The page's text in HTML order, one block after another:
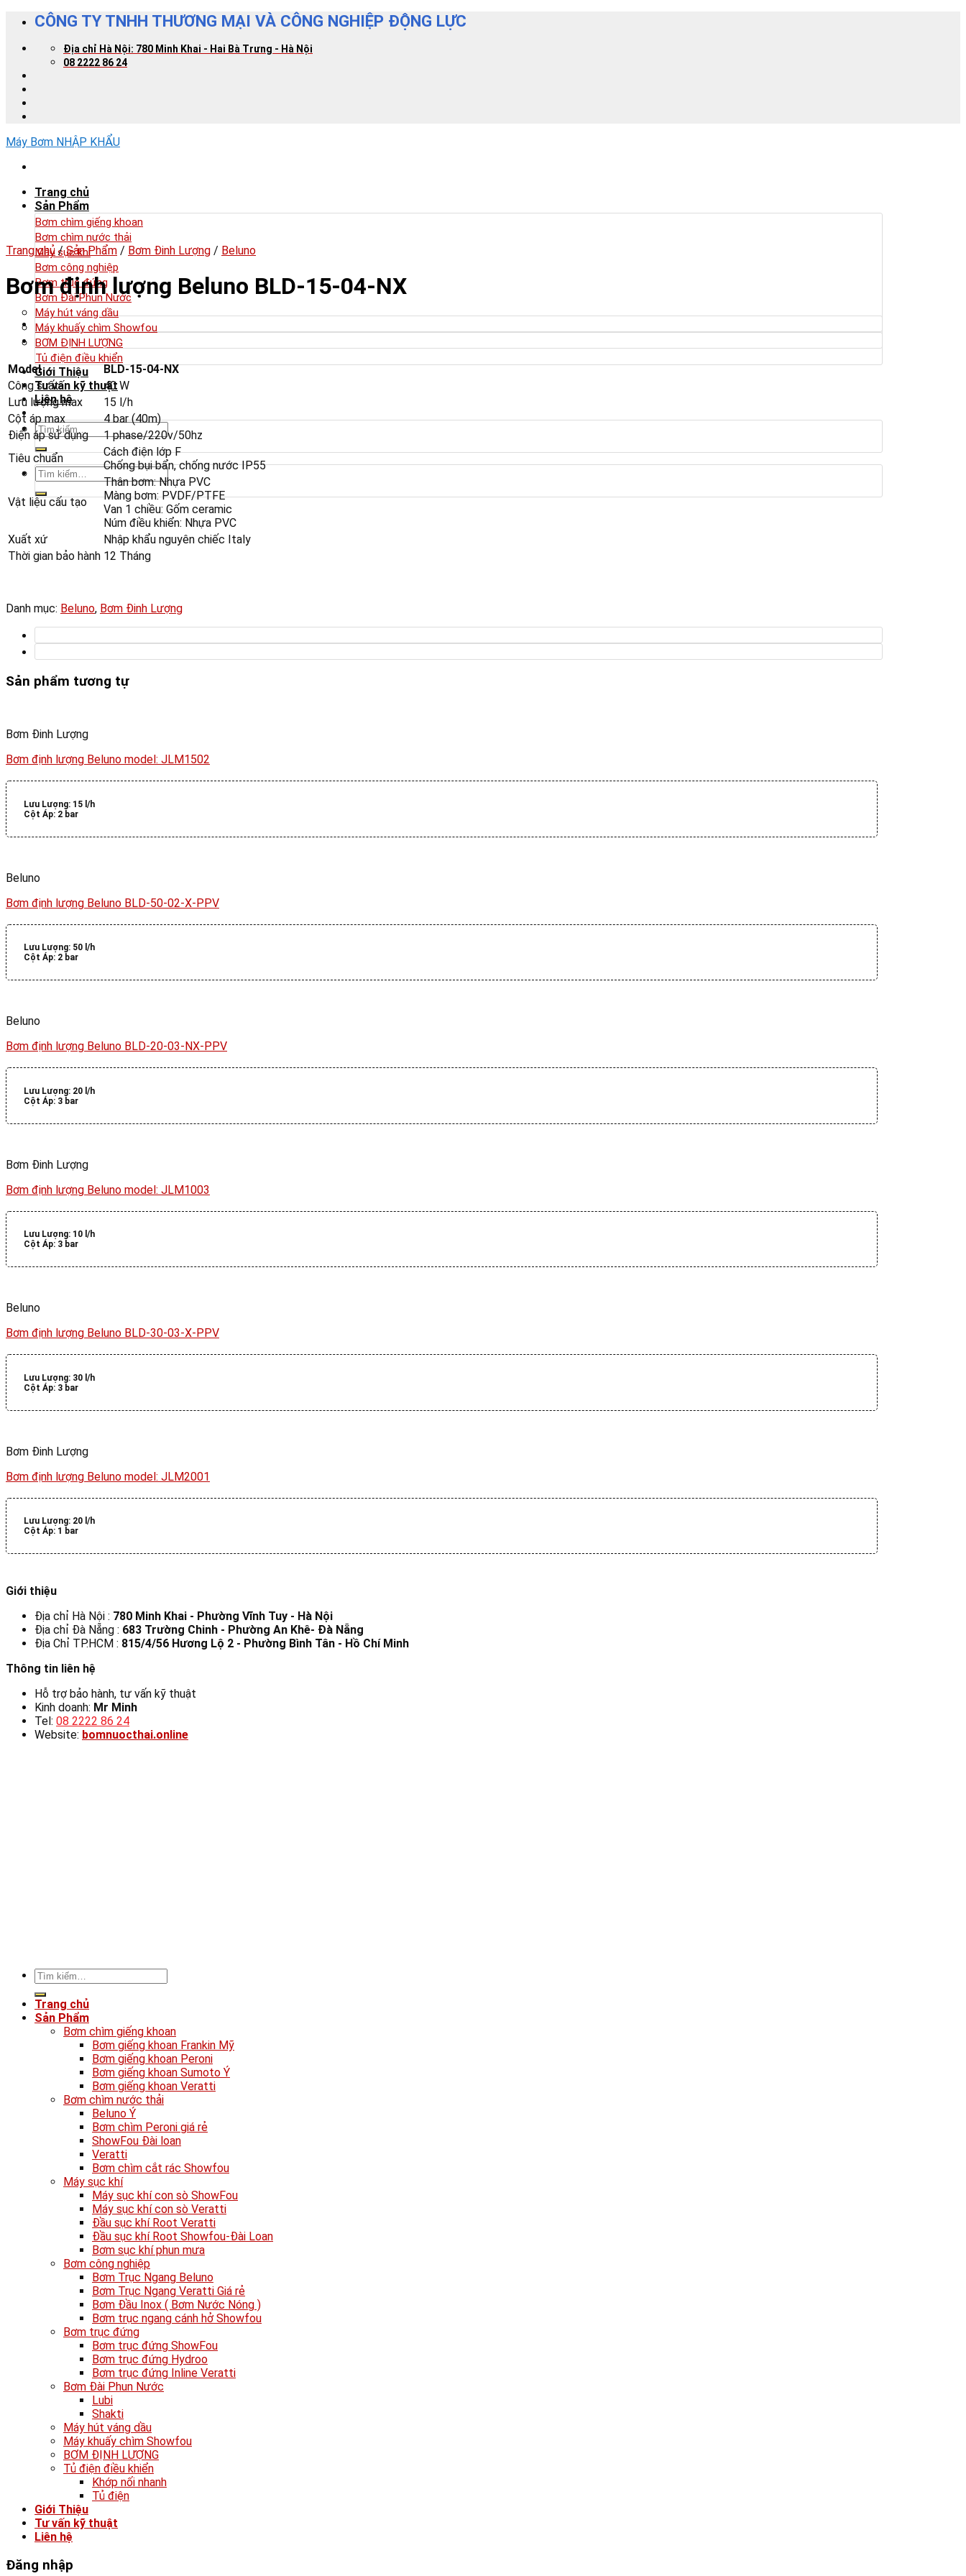
Skip
content
CÔNG TY TNHH THƯƠNG MẠI VÀ CÔNG NGHIỆP ĐỘNG LỰC
Địa chỉ Hà Nội: 780 Minh Khai - Hai Bà Trưng - Hà Nội
08 2222 86 24
Máy Bơm NHẬP KHẨU
Trang chủ
Sản Phẩm
Bơm chìm giếng khoan
Bơm chìm nước thải
Máy sục khí
Bơm công nghiệp
Bơm trục đứng
Bơm Đài Phun Nước
Máy hút váng dầu
Máy khuấy chìm Showfou
BƠM ĐỊNH LƯỢNG
Tủ điện điều khiển
Giới Thiệu
Tư vấn kỹ thuật
Liên hệ
Tìm
kiếm:
Tìm
Trang chủ / Sản Phẩm / Bơm Đinh Lượng / Beluno
Bơm định lượng Beluno BLD-15-04-NX
Model
BLD-15-04-NX
Công suất
40 W
Lưu lượng max
15 l/h
Cột áp max
4 bar (40m)
Điện áp sử dụng
1 phase/220v/50hz
Tiêu chuẩn
Cách điện lớp F
Chống bụi bẩn, chống nước IP55
Vật liệu cấu tạo
Thân bơm: Nhựa PVC
Màng bơm: PVDF/PTFE
Van 1 chiều: Gốm ceramic
Núm điều khiển: Nhựa PVC
Xuất xứ
Nhập khẩu nguyên chiếc Italy
Thời gian bảo hành 12 Tháng
Danh mục: Beluno, Bơm Đinh Lượng
Sản phẩm tương tự
Bơm Đinh Lượng
Bơm định lượng Beluno model: JLM1502
Lưu Lượng: 15 l/h
Cột Áp: 2 bar
Beluno
Bơm định lượng Beluno BLD-50-02-X-PPV
Lưu Lượng: 50 l/h
Cột Áp: 2 bar
Beluno
Bơm định lượng Beluno BLD-20-03-NX-PPV
Lưu Lượng: 20 l/h
Cột Áp: 3 bar
Bơm Đinh Lượng
Bơm định lượng Beluno model: JLM1003
Lưu Lượng: 10 l/h
Cột Áp: 3 bar
Beluno
Bơm định lượng Beluno BLD-30-03-X-PPV
Lưu Lượng: 30 l/h
Cột Áp: 3 bar
Bơm Đinh Lượng
Bơm định lượng Beluno model: JLM2001
Lưu Lượng: 20 l/h
Cột Áp: 1 bar
Giới thiệu
Địa chỉ Hà Nội : 780 Minh Khai - Phường Vĩnh Tuy - Hà Nội
Địa chỉ Đà Nẵng : 683 Trường Chinh - Phường An Khê- Đà Nẵng
Địa Chỉ TP.HCM : 815/4/56 Hương Lộ 2 - Phường Bình Tân - Hồ Chí Minh
Thông tin liên hệ
Hỗ trợ bảo hành, tư vấn kỹ thuật
Kinh doanh: Mr Minh
Tel: 08 2222 86 24
Website: bomnuocthai.online
Tìm
Trang chủ
Sản Phẩm
Bơm chìm giếng khoan
Bơm giếng khoan Frankin Mỹ
Bơm giếng khoan Peroni
Bơm giếng khoan Sumoto Ý
Bơm giếng khoan Veratti
Bơm chìm nước thải
Beluno Ý
Bơm chìm Peroni giá rẻ
ShowFou Đài loan
Veratti
Bơm chìm cắt rác Showfou
Máy sục khí
Máy sục khí con sò ShowFou
Máy sục khí con sò Veratti
Đầu sục khí Root Veratti
Đầu sục khí Root Showfou-Đài Loan
Bơm sục khí phun mưa
Bơm công nghiệp
Bơm Trục Ngang Beluno
Bơm Trục Ngang Veratti Giá rẻ
Bơm Đầu Inox ( Bơm Nước Nóng )
Bơm trục ngang cánh hở Showfou
Bơm trục đứng
Bơm trục đứng ShowFou
Bơm trục đứng Hydroo
Bơm trục đứng Inline Veratti
Bơm Đài Phun Nước
Lubi
Shakti
Máy hút váng dầu
Máy khuấy chìm Showfou
BƠM ĐỊNH LƯỢNG
Tủ điện điều khiển
Khớp nối nhanh
Tủ điện
Giới Thiệu
Tư vấn kỹ thuật
Liên hệ
Đăng nhập